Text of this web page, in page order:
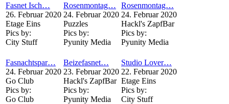
Fasnet Isch…
26. Februar 2020
Etage Eins
Pics by:
City Stuff
Rosenmontag…
24. Februar 2020
Puzzles
Pics by:
Pyunity Media
Rosenmontag…
24. Februar 2020
Hackl's ZapfBar
Pics by:
Pyunity Media
Fasnachtspar…
24. Februar 2020
Go Club
Pics by:
Go Club
Beizefasnet…
23. Februar 2020
Hackl's ZapfBar
Pics by:
Pyunity Media
Studio Lover…
22. Februar 2020
Etage Eins
Pics by:
City Stuff